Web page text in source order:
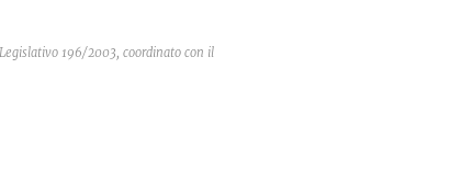
196/2003, coordinato con il